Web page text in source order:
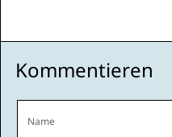
Kommentieren
Name